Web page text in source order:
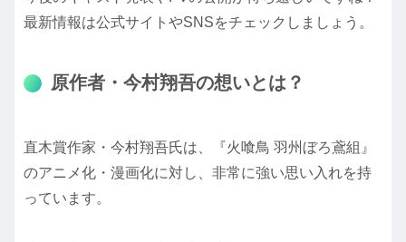
最新情報は公式サイトやSNSをチェックしましょう。
原作者・今村翔吾の想いとは？
直木賞作家・今村翔吾氏は、『火喰鳥 羽州ぼろ鳶組』
のアニメ化・漫画化に対し、非常に強い思い入れを持
っています。